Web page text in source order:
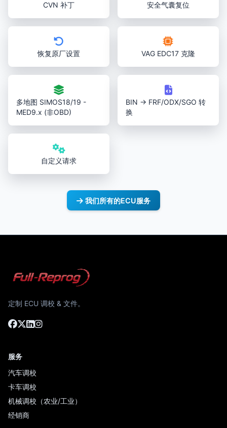
CVN 补丁 安全气囊复位
恢复原厂设置 VAG EDC17 克隆
多地图 SIMOS18/19 -
MED9.x (非OBD)
BIN → FRF/ODX/SGO 转
换
自定义请求
我们所有的ECU服务
定制 ECU 调校 & 文件。
服务
汽车调校
卡车调校
机械调校（农业/工业）
经销商